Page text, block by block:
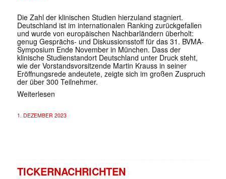
Die Zahl der klinischen Studien hierzuland stagniert.
Deutschland ist im internationalen Ranking zurückgefallen
und wurde von europäischen Nachbarländern überholt:
genug Gesprächs- und Diskussionsstoff für das 31. BVMA-
Symposium Ende November in München. Dass der
klinische Studienstandort Deutschland unter Druck steht,
wie der Vorstandsvorsitzende Martin Krauss in seiner
Eröffnungsrede andeutete, zeigte sich im großen Zuspruch
der über 300 Teilnehmer.
Weiterlesen
1. DEZEMBER 2023
TICKERNACHRICHTEN